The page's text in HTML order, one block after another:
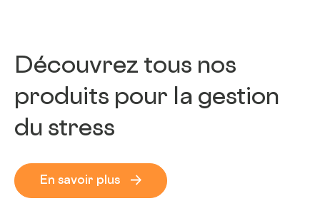
Découvrez tous nos
produits pour la gestion
du stress
En savoir plus